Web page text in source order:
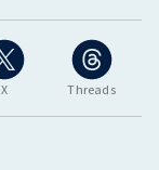
X Threads